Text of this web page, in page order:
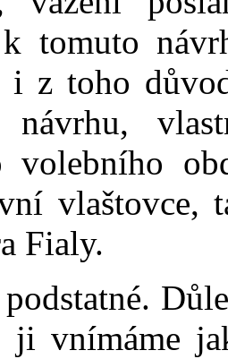
tomuto
i z toho
volebního
vlaštovce,
Fialy.
vnímáme